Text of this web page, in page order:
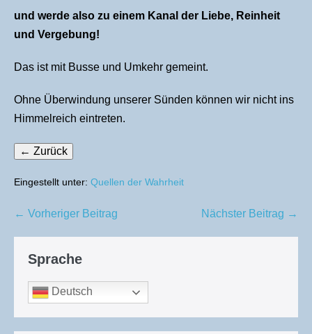
und werde also zu einem Kanal der Liebe, Reinheit
und Vergebung!
Das ist mit Busse und Umkehr gemeint.
Ohne Überwindung unserer Sünden können wir nicht ins
Himmelreich eintreten.
Eingestellt unter: Quellen der Wahrheit
Beitragsnavigation
← Vorheriger Beitrag Nächster Beitrag →
Sprache
Deutsch